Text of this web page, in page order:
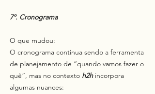
7º. Cronograma
O que mudou:
O cronograma continua sendo a ferramenta
de planejamento de “quando vamos fazer o
quê”, mas no contexto h2hincorpora
algumas nuances: